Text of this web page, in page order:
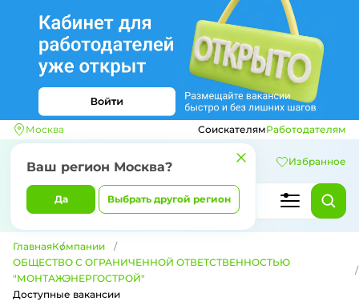
Москва
Ваш регион Москва?
Да Выбрать другой регион
СоискателямРаботодателям
Избранное
ГлавнаяКомпании
ОБЩЕСТВО С ОГРАНИЧЕННОЙ ОТВЕТСТВЕННОСТЬЮ
"МОНТАЖЭНЕРГОСТРОЙ"
Доступные вакансии